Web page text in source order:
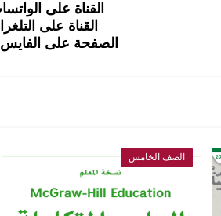
القناة على
القناة على
الصفحة على
الصف الخامس